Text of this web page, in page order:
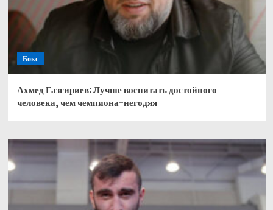
Бокс
Ахмед Газгириев: Лучше воспитать достойного
человека, чем чемпиона-негодяя